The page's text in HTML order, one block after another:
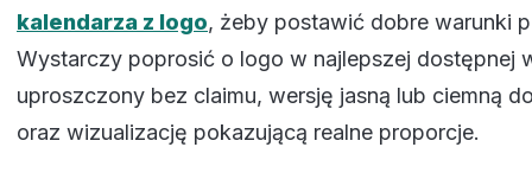
kalendarza z logo, żeby postawić dobre warunki
Wystarczy poprosić o logo w najlepszej dostępnej
uproszczony bez claimu, wersję jasną lub ciemną
oraz wizualizację pokazującą realne proporcje.